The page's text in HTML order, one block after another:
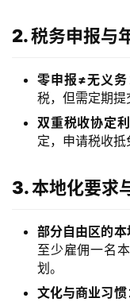
开
户
支
案
全
登录
2. 税务申报与
零申报≠无义务
税，但需定期提
双重税收协定
定，申请税收抵
3. 本地化要求
部分自由区的
至少雇佣一名
划。
文化与商业习惯